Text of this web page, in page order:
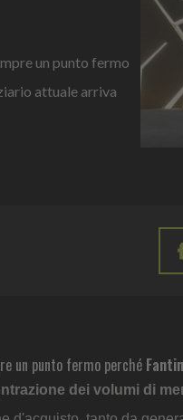
un punto fermo
attuale arriva
un punto fermo perché
dei volumi di